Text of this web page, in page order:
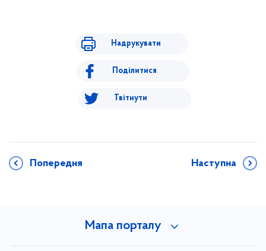
Надрукувати
Поділитися
Твітнути
Попередня Наступна
Мапа порталу